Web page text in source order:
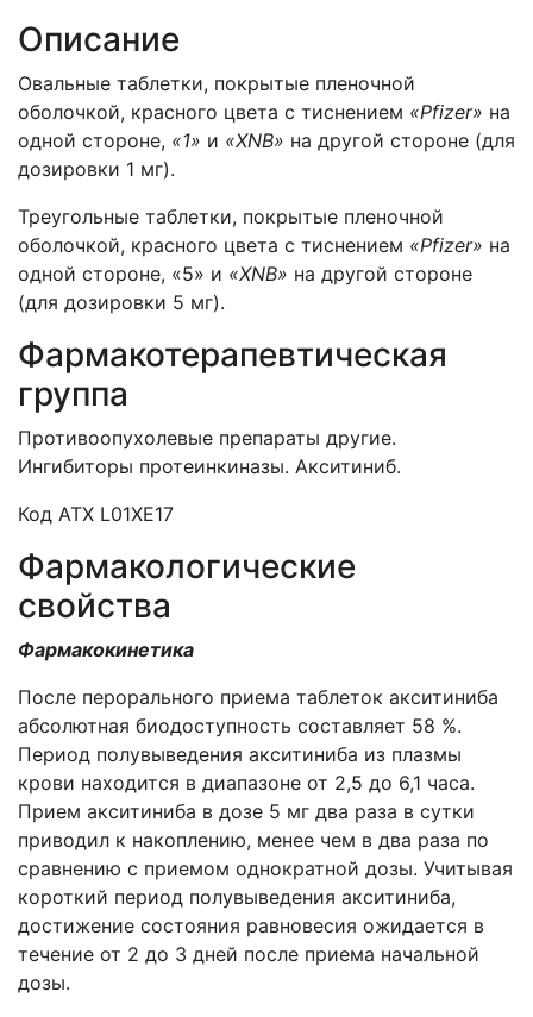
Описание
Овальные таблетки, покрытые пленочной
оболочкой, красного цвета с тиснением «Pfizer» на
одной стороне, «1» и «XNB» на другой стороне (для
дозировки 1 мг).
Треугольные таблетки, покрытые пленочной
оболочкой, красного цвета с тиснением «Pfizer» на
одной стороне, «5» и «XNB» на другой стороне
(для дозировки 5 мг).
Фармакотерапевтическая
группа
Противоопухолевые препараты другие.
Ингибиторы протеинкиназы. Акситиниб.
Код ATХ L01XE17
Фармакологические
свойства
Фармакокинетика
После перорального приема таблеток акситиниба
абсолютная биодоступность составляет 58 %.
Период полувыведения акситиниба из плазмы
крови находится в диапазоне от 2,5 до 6,1 часа.
Прием акситиниба в дозе 5 мг два раза в сутки
приводил к накоплению, менее чем в два раза по
сравнению с приемом однократной дозы. Учитывая
короткий период полувыведения акситиниба,
достижение состояния равновесия ожидается в
течение от 2 до 3 дней после приема начальной
дозы.